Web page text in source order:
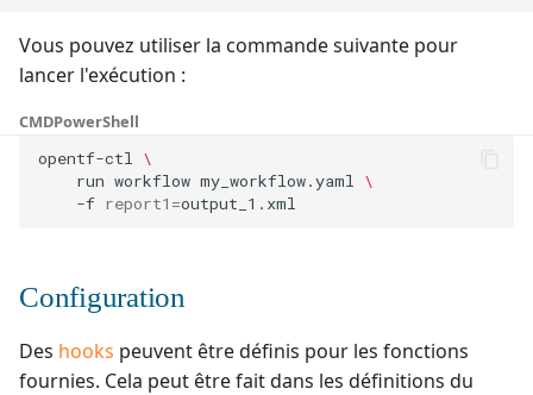
Vous pouvez utiliser la commande suivante pour
lancer l'exécution :
CMDPowerShell
opentf-ctl \
run workflow my_workflow.yaml \
-f report1 =
Configuration
Des hooks peuvent être définis pour les fonctions
fournies. Cela peut être fait dans les définitions du